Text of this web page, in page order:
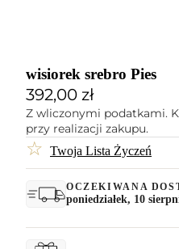
wisiorek srebro Pies
392,00 zł
Z wliczonymi podatkami.
przy realizacji zakupu.
☆ Twoja Lista Życzeń
OCZEKIWANA
poniedziałek, 10